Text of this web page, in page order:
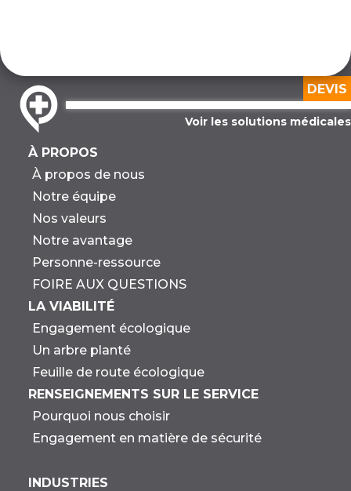
DEVIS
Voir les solutions médicales
À PROPOS
À propos de nous
Notre équipe
Nos valeurs
Notre avantage
Personne-ressource
FOIRE AUX QUESTIONS
LA VIABILITÉ
Engagement écologique
Un arbre planté
Feuille de route écologique
RENSEIGNEMENTS SUR LE SERVICE
Pourquoi nous choisir
Engagement en matière de sécurité
INDUSTRIES